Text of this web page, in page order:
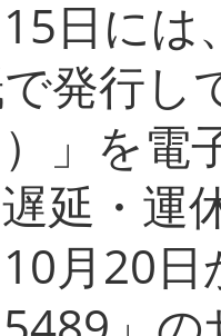
日に
発行し
」を電
延・運
月20